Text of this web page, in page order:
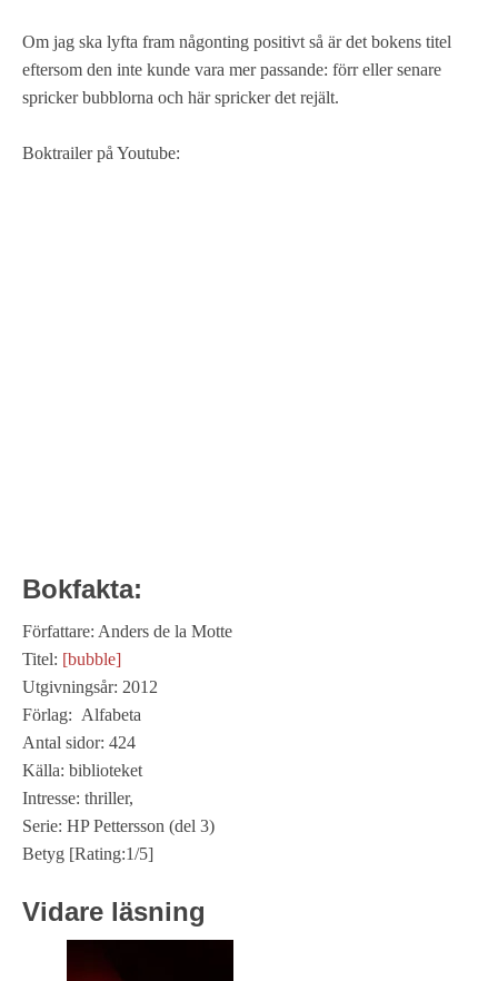
Om jag ska lyfta fram någonting positivt så är det bokens titel
eftersom den inte kunde vara mer passande: förr eller senare
spricker bubblorna och här spricker det rejält.
Boktrailer på Youtube:
Bokfakta:
Författare: Anders de la Motte
Titel: [bubble]
Utgivningsår: 2012
Förlag: Alfabeta
Antal sidor: 424
Källa: biblioteket
Intresse: thriller,
Serie: HP Pettersson (del 3)
Betyg [Rating:1/5]
Vidare läsning